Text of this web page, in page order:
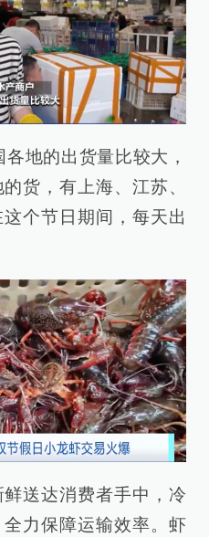
地的出货量比较大，
货，有上海、江苏、
个节日期间，每天出
送达消费者手中，冷
力保障运输效率。虾